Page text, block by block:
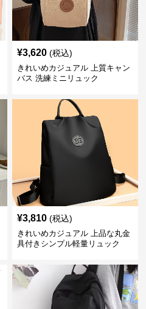
¥3,620 (税込)
きれいめカジュアル 上質キャン
バス 洗練ミニリュック
¥3,810 (税込)
きれいめカジュアル 上品な丸金
具付きシンプル軽量リュック